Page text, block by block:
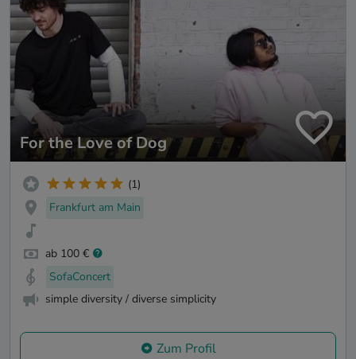
For the Love of Dog
(1)
Frankfurt am Main
ab 100 €
SofaConcert
simple diversity / diverse simplicity
Zum Profil